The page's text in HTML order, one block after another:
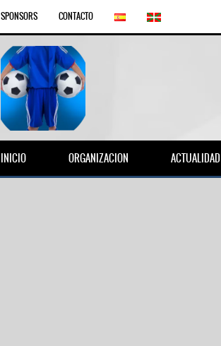
SPONSORS CONTACTO
INICIO ORGANIZACION ACTUALIDAD